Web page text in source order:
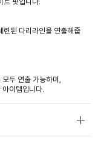
련된 다리라인을 연출해줍
두 연출 가능하며,
이템입니다.